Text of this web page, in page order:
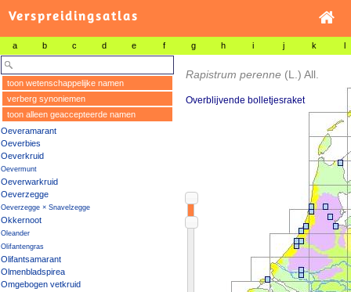
Verspreidingsatlas
a b c d e f g h i j k l
toon wetenschappelijke namen
verberg synoniemen
toon alleen geaccepteerde namen
Oeveramarant
Oeverbies
Oeverkruid
Oevermunt
Oeverwarkruid
Oeverzegge
Oeverzegge × Snavelzegge
Okkernoot
Oleander
Olifantengras
Olifantsamarant
Olmenbladspirea
Omgebogen vetkruid
Rapistrum perenne (L.) All.
Overblijvende bolletjesraket